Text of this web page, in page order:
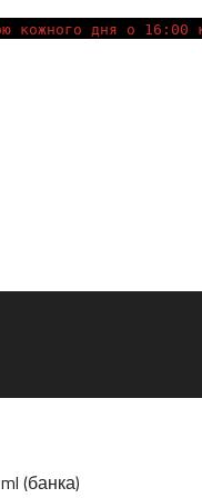
кожного дня о 16:00
(банка)